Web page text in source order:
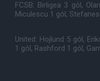
FCSB: Birligea 3 gól,
Miculescu 1 gól,
United: Hojlund 5 gól,
1 gól, Rashford 1 gól,